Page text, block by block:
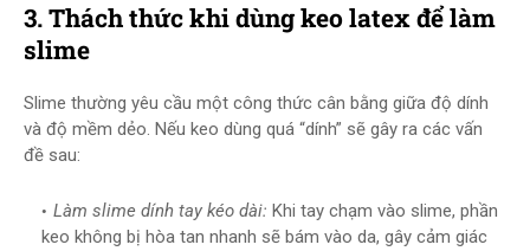
3. Thách thức khi dùng keo latex để làm
slime
Slime thường yêu cầu một công thức cân bằng giữa độ dính
và độ mềm dẻo. Nếu keo dùng quá “dính” sẽ gây ra các vấn
đề sau:
Làm slime dính tay kéo dài: Khi tay chạm vào slime, phần
keo không bị hòa tan nhanh sẽ bám vào da, gây cảm giác